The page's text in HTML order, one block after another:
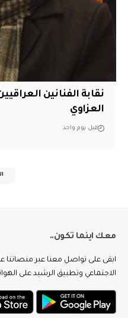
نقابة الفنانين
العزاوي
قبل يوم واحد
معك اينما تكون..
ابقى على تواصل معنا عبر منصاتنا
الاجتماعي وتطبيق الرشيد على